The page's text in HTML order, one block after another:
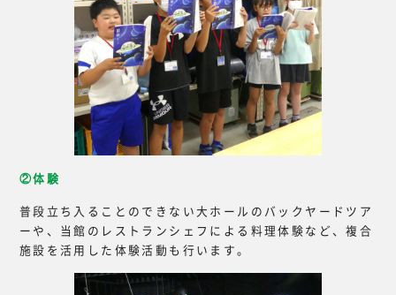
②体験
普段立ち入ることのできない大ホールのバックヤードツア
ーや、当館のレストランシェフによる料理体験など、複合
施設を活用した体験活動も行います。